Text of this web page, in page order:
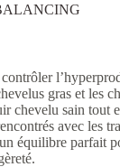
gras et les
chevelu sain tout
avec les
équilibre parfait